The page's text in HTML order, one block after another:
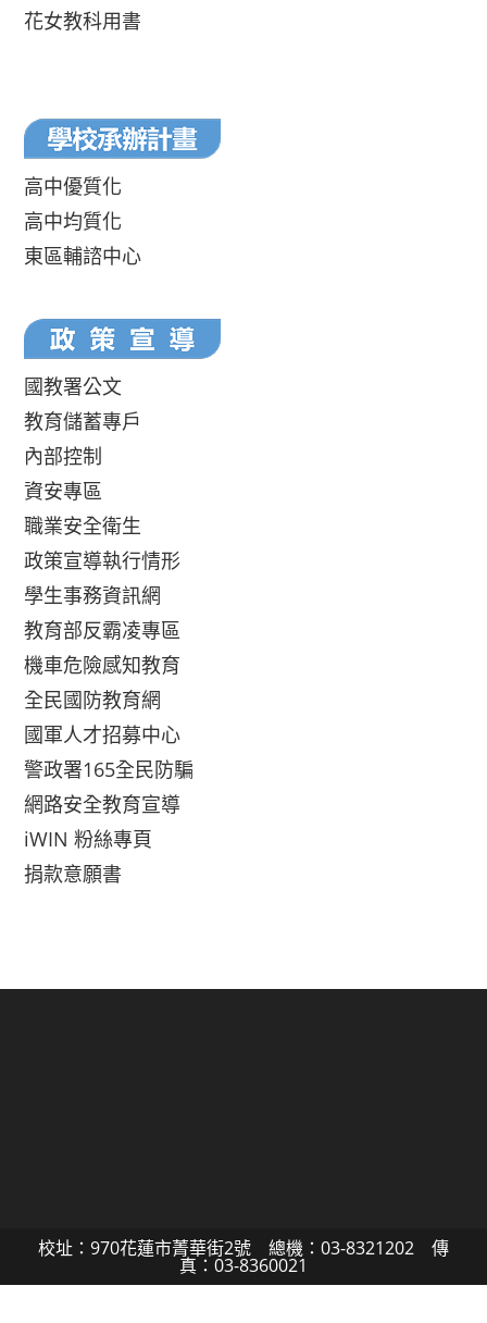
花女教科用書
高中優質化
高中均質化
東區輔諮中心
國教署公文
教育儲蓄專戶
內部控制
資安專區
職業安全衛生
政策宣導執行情形
學生事務資訊網
教育部反霸凌專區
機車危險感知教育
全民國防教育網
國軍人才招募中心
警政署165全民防騙
網路安全教育宣導
iWIN 粉絲專頁
捐款意願書
校址：970花蓮市菁華街2號 總機：03-8321202 傳
真：03-8360021